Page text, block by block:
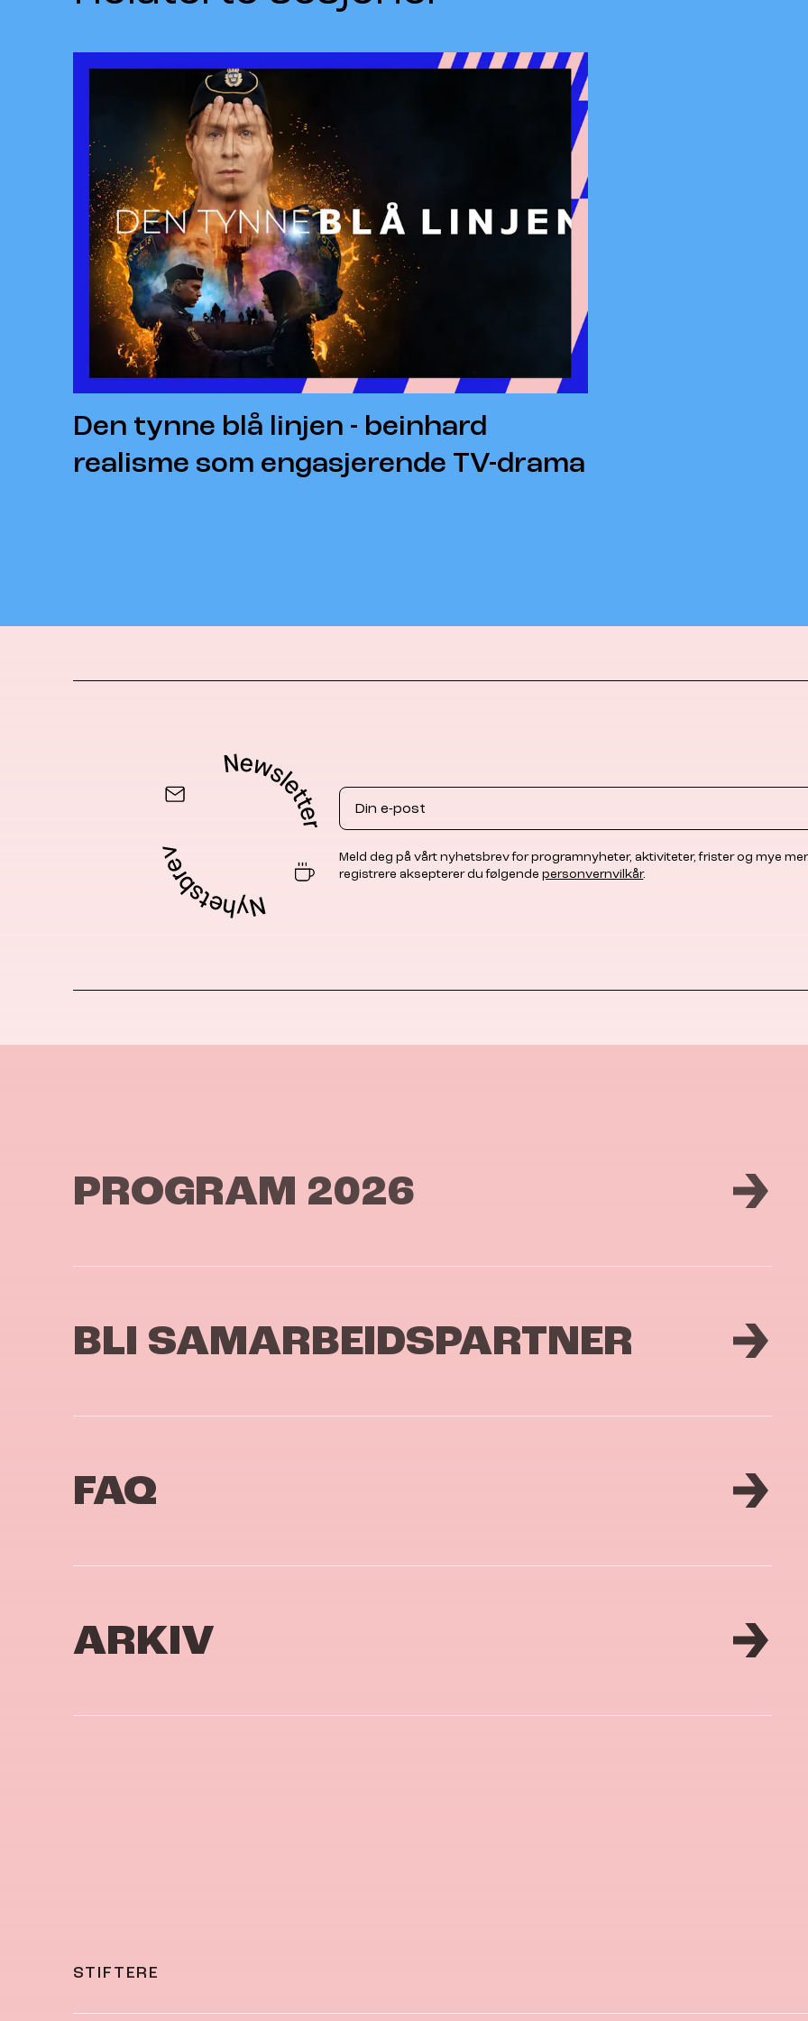
Den tynne blå linjen - beinhard
realisme som engasjerende TV-drama
Email
Meld deg på vårt nyhetsbrev for programnyheter, aktiviteter, frister og mye
registrere aksepterer du følgendepersonvernvilkår.
PROGRAM 2026
BLI SAMARBEIDSPARTNER
FAQ
ARKIV
STIFTERE